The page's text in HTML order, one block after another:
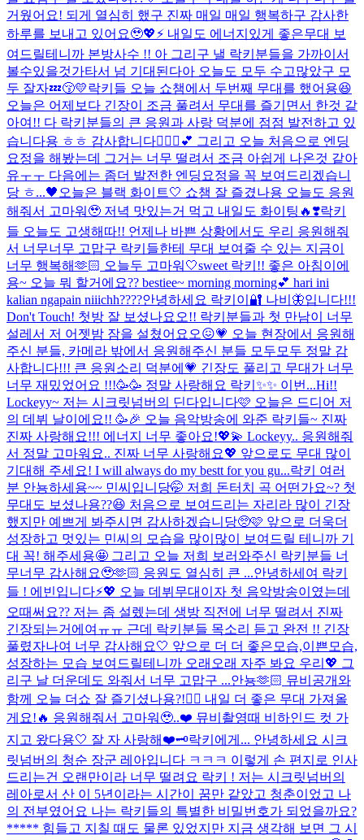
거웠어요! 되게 열심히 했구 진짜 매일 매일 행복하구 감사한
하루를 보내고 있어요🥹💖⚡️ 내일도 에너지있게 좋은무대 보
여드릴테니까 본방사수 !! 아 그리구 낼 락키분들을 가까이서
볼수있을것가타서 넘 기대된다아 오늘도 모두 수고많았구 모
두 잘자💤😚💛락키들 오늘 쇼챔에서 두번째 무대를 했어용😆
오늘은 어제보다 긴장이 조금 풀려서 무대를 즐기면서 한것 같
아여!! 다 락키분들의 큰 응원과 사랑 덕분에 점점 발전하고 있
습니다용 ㅎㅎ 감사합니다🙇🏻‍♀️💕 그리고 오늘 처음으로 엔딩
요정을 해봤는데 그거는 너무 떨려서 조금 아쉽게 나온것 같아
유ㅜㅜ 다음에는 좀더 발전한 엔딩요정을 꼭 보여드리겠습니
당 ㅎ...🖤오늘은 블랙 화이트🤍 쇼챔 잘 즐겼나용 오늘도 응원
해줘서 고마워🥹 저녁 맛있는거 먹고 내일도 화이팅🔥❣️락키
들 오늘도 고생해따!! 언제나 바쁜 상황에서도 우리 응원해줘
서 너무너무 고맙구 락키들한테 무대 보여줄 수 있는 지금이
너무 행복해🫶🏻 오늘두 고마워🤍sweet 락키!! 좋은 아침이에
용~ 오늘 뭐 할거에요?? bestiee~ morning morning💕 hari ini
kalian ngapain niiichh????안녕하세요 락키이🔐 나비🦋입니다!!!
Don't Touch! 첫방 잘 보셨나요오!! 락키분들과 첫 만남이 너무
설레서 저 어젯밤 잠을 설쳤어요오😖💗 오늘 현장에서 응원해
주신 분들, 카메라 밖에서 응원해주신 분들 모두모두 정말 감
사합니다!!! 큰 응원소리 덕분에💗 긴장도 풀리고 무대가 너무
너무 재밌었어요 !!!🥳🥳 정말 사랑해요 락키✨✨ 이번...Hi!!
Lockeyy~ 저는 시크릿넘버의 딘다입니다🩷 오늘은 드디어 저
의 데뷔 날이에요!! 🥳🎉 오늘 음악방송에 와준 락키들~ 진짜
진짜 사랑해요!!! 에너지 너무 좋아요!💖💫 Lockeyy.. 응원해줘
서 정말 고마워요.. 진짜 너무 사랑해요💖 앞으로도 무대 많이
기대해 주세요! I will always do my bestt for you gu...락키 여러
분 안뇽하세용~~ 민씨입니당🤭 저희 돈터치 곡 어떤가요~? 첫
무대도 보셨나용??😆 처음으로 보여드리는 자리라 많이 긴장
했지만 예쁘게 봐주시면 감사하겠습니당🥺🩷 앞으로 더욱더
성장하고 멋있는 민씨의 모습을 많이많이 보여드릴 테니까 기
대 꼭! 해주세용🤩 그리고 오늘 저희 보러와주신 락키분들 너
무너무 감사해요🥹🫶🏻 응원도 열심히 큰 ...안녕하세여 락키
들 ! 에빈입니다⚡️💖 오늘 데뷔무대이자 첫 음악방송이였는데
오때써요?? 저는 좀 설렜는데 생방 직전에 너무 떨려서 진짜
긴장되는거에여ㅠㅠ 근데 락키분들 목소리 듣고 완전 !! 긴장
풀렸자나여 너무 감사해요🤍 앞으로 더 더 좋은모습,이쁜모습,
성장하는 모습 보여드릴테니까 오래오래 자주 봐요 우리💖 그
리구 날 더운데도 와줘서 너무 고맙구 ...안뇽🫶🏻 뮤비공개와
함께 오늘 더쇼 잘 즐기셨나용?!👌🏻 내일 더 좋은 무대 가져올
게요!🔥 응원해줘서 고마워🥹..❤️ 뮤비촬영때 비하인드 컷 가
지고 왔다용🤍 잘 자 사랑해❤️🗝️락키에게... 안녕하세요 시크
릿넘버의 청순 장군 레아입니다 ㅋㅋㅋ 이렇게 손 편지로 인사
드리는건 오랜만이라 너무 떨려요 락키 ! 저는 시크릿넘버의
레아로서 산 이 5년이라는 시간이 꿈만 같았고 청춘이었고 나
의 전부였어요 나는 락키들의 특별한 비밀번호가 되었을까요?
***** 힘들고 지칠 때도 물론 있었지만 지금 생각해 보면 그 시